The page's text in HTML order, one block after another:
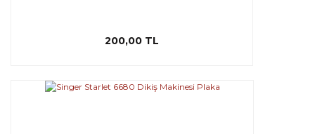
200,00 TL